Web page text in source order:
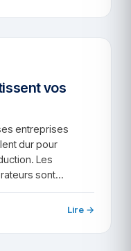
vos
entreprises
dur pour
Les
sont…
Lire →